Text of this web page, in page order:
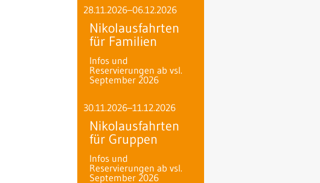
28.11.2026–06.12.2026
Nikolausfahrten
für Familien
Infos und
Reservierungen ab vsl.
September 2026
30.11.2026–11.12.2026
Nikolausfahrten
für Gruppen
Infos und
Reservierungen ab vsl.
September 2026